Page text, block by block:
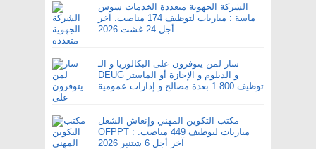
الشركة الجهوية متعددة الخدمات سوس
ماسة : مباريات لتوظيف 174 مناصب. آخر
أجل 24 غشت 2026
سار لمن يتوفرون على البكالوريا و الـ
DEUG و الدبلوم و الإجازة أو الماستر
توظيف 1.800 بعدة مصالح و إدارات عمومية
مكتب التكوين المهني وإنعاش الشغل
OFPPT : مباريات لتوظيف 449 مناصب.
آخر أجل 6 شتنبر 2026